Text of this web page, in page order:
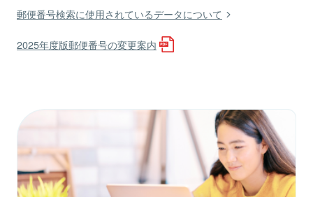
郵便番号検索に使用されているデータについて
2025年度版郵便番号の変更案内